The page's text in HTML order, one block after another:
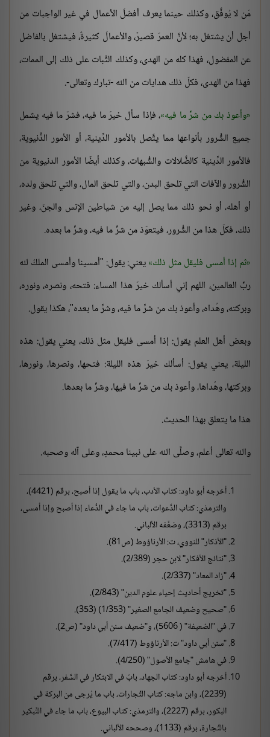
مَن لا يُوفَّق، وكذلك حينما يعرف أفضلَ الأعمال في غير الواجبات من
أجل أن يشتغل به؛ لأنَّ العمرَ قصيرٌ، والأعمالَ كثيرةٌ، فيشتغل بالفاضل
عن المفضول، فهذا كله من الهدى، وكذلك الثَّبات على ذلك إلى الممات،
فهذا من الهدى، فكلّ ذلك هدايات من الله -تبارك وتعالى-.
وأعوذ بك من شرِّ ما فيه ، فإذا سأل خيرَ ما فيه، فشرّ ما فيه يشمل
جميع الشُّرور بأنواعها مما يتَّصل بالأمور الدِّينية، أو الأمور الدُّنيوية،
فالأمور الدِّينية كالضَّلالات والشُّبهات، وكذلك أيضًا الأمور الدنيوية من
الشُّرور والآفات التي تلحق البدن، والتي تلحق المال، والتي تلحق ولده،
أو أهله، أو نحو ذلك مما يصل إليه من شياطين الإنس والجنّ، وغير
ذلك، فكلّ هذا من الشُّرور، فيتعوّذ من شرِّ ما فيه، وشرِّ ما بعده.
ثم إذا أمسى فليقل مثل ذلك يعني: يقول: "أمسينا وأمسى الملكُ لله
ربِّ العالمين، اللهم إني أسألك خيرَ هذا المساء: فتحه، ونصره، ونوره،
وبركته، وهُداه، وأعوذ بك من شرِّ ما فيه، وشرِّ ما بعده"، هكذا يقول.
وبعض أهل العلم يقول: إذا أمسى فليقل مثل ذلك، يعني يقول: هذه
الليلة، يعني يقول: أسألك خيرَ هذه الليلة: فتحها، ونصرها، ونورها،
وبركتها، وهُداها، وأعوذ بك من شرِّ ما فيها، وشرِّ ما بعدها.
هذا ما يتعلق بهذا الحديث.
والله تعالى أعلم، وصلَّى الله على نبينا محمدٍ، وعلى آله وصحبه.
أخرجه أبو داود: كتاب الأدب، باب ما يقول إذا أصبح، برقم (4421)،
والترمذي: كتاب الدَّعوات، باب ما جاء في الدُّعاء إذا أصبح وإذا أمسى،
برقم (3313)، وضعَّفه الألباني.
"الأذكار" للنووي، ت: الأرناؤوط (ص81).
"نتائج الأفكار" لابن حجر (2/389).
"زاد المعاد" (2/337).
"تخريج أحاديث إحياء علوم الدين" (2/843).
"صحيح وضعيف الجامع الصغير" (1/353) (353).
في "الضعيفة" ( 5606)، و"ضعيف سنن أبي داود" (ص2).
"سنن أبي داود" ت: الأرناؤوط (7/417).
في هامش "جامع الأصول" (4/250).
أخرجه أبو داود: كتاب الجهاد، بابٌ في الابتكار في السَّفر، برقم
(2239)، وابن ماجه: كتاب التِّجارات، باب ما يُرجى من البركة في
البكور، برقم (2227)، والترمذي: كتاب البيوع، باب ما جاء في التَّبكير
بالتِّجارة، برقم (1133)، وصححه الألباني.